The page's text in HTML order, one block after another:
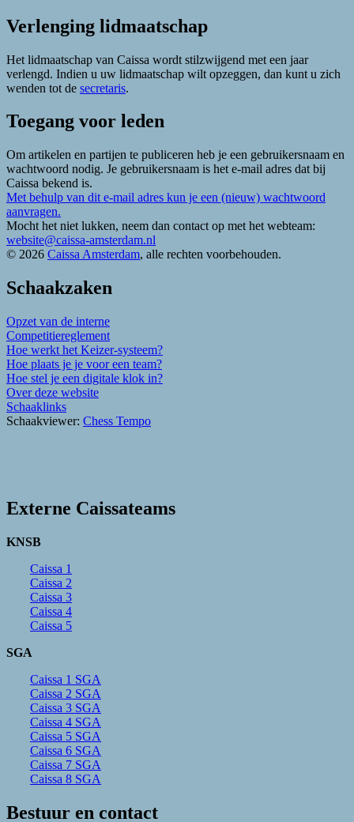
Verlenging lidmaatschap
Het lidmaatschap van Caissa wordt stilzwijgend met een jaar
verlengd. Indien u uw lidmaatschap wilt opzeggen, dan kunt u zich
wenden tot de secretaris.
Toegang voor leden
Om artikelen en partijen te publiceren heb je een gebruikersnaam en
wachtwoord nodig. Je gebruikersnaam is het e-mail adres dat bij
Caissa bekend is.
Met behulp van dit e-mail adres kun je een (nieuw) wachtwoord
aanvragen.
Mocht het niet lukken, neem dan contact op met het webteam:
website@caissa-amsterdam.nl
© 2026 Caissa Amsterdam, alle rechten voorbehouden.
Schaakzaken
Opzet van de interne
Competitiereglement
Hoe werkt het Keizer-systeem?
Hoe plaats je je voor een team?
Hoe stel je een digitale klok in?
Over deze website
Schaaklinks
Schaakviewer: Chess Tempo
Externe Caissateams
KNSB
Caissa 1
Caissa 2
Caissa 3
Caissa 4
Caissa 5
SGA
Caissa 1 SGA
Caissa 2 SGA
Caissa 3 SGA
Caissa 4 SGA
Caissa 5 SGA
Caissa 6 SGA
Caissa 7 SGA
Caissa 8 SGA
Bestuur en contact